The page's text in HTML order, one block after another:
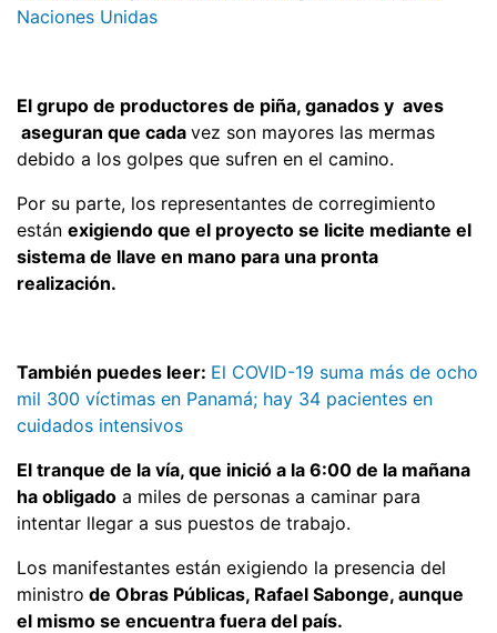
Naciones Unidas
El grupo de productores de piña, ganados y aves
aseguran que cada vez son mayores las mermas
debido a los golpes que sufren en el camino.
Por su parte, los representantes de corregimiento
están exigiendo que el proyecto se licite mediante el
sistema de llave en mano para una pronta
realización.
También puedes leer: El COVID-19 suma más de ocho
mil 300 víctimas en Panamá; hay 34 pacientes en
cuidados intensivos
El tranque de la vía, que inició a la 6:00 de la mañana
ha obligado a miles de personas a caminar para
intentar llegar a sus puestos de trabajo.
Los manifestantes están exigiendo la presencia del
ministro de Obras Públicas, Rafael Sabonge, aunque
el mismo se encuentra fuera del país.